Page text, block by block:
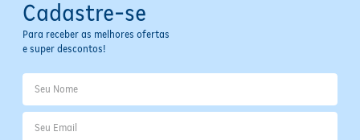
Cadastre-se
Para receber as melhores ofertas
e super descontos!